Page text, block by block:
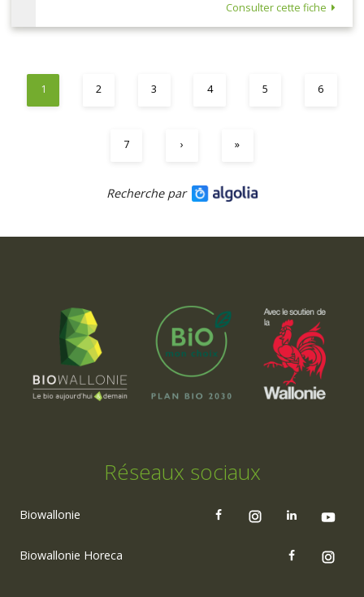
Consulter cette fiche
1 2 3 4 5 6
7 › »
Recherche par
Réseaux sociaux
Biowallonie
Biowallonie Horeca